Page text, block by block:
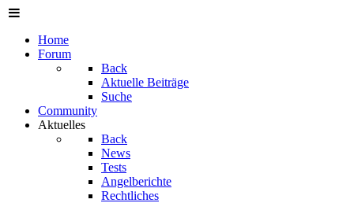
Home
Forum
Back
Aktuelle Beiträge
Suche
Community
Aktuelles
Back
News
Tests
Angelberichte
Rechtliches